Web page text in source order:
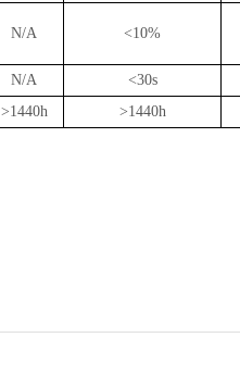
N/A <10%
N/A <30s
>1440h >1440h